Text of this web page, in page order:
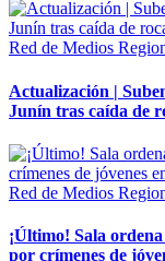
Red de Medios
Actualización |
Junín tras caída de
Red de Medios
¡Último! Sala
por crímenes de